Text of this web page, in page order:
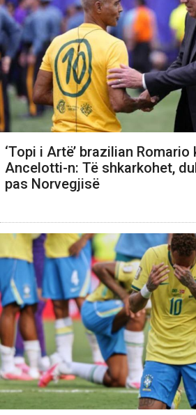
‘Topi i Artë’ brazilian
Ancelotti-n: Të shkarkohet,
pas Norvegjisë